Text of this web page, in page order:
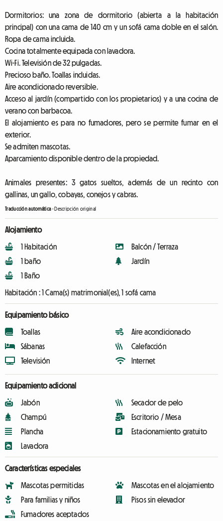
Dormitorios: una zona de dormitorio (abierta a la habitación
principal) con una cama de 140 cm y un sofá cama doble en el salón.
Ropa de cama incluida.
Cocina totalmente equipada con lavadora.
Wi-Fi. Televisión de 32 pulgadas.
Precioso baño. Toallas incluidas.
Aire acondicionado reversible.
Acceso al jardín (compartido con los propietarios) y a una cocina de
verano con barbacoa.
El alojamiento es para no fumadores, pero se permite fumar en el
exterior.
Se admiten mascotas.
Aparcamiento disponible dentro de la propiedad.
Animales presentes: 3 gatos sueltos, además de un recinto con
gallinas, un gallo, cobayas, conejos y cabras.
Traducción automática-Descripción original
Alojamiento
1 Habitación
1 baño
1 Baño
Balcón / Terraza
Jardín
Habitación :1 Cama(s) matrimonial(es), 1 sofá cama
Equipamiento básico
Toallas
Sábanas
Televisión
Aire acondicionado
Calefacción
Internet
Equipamiento adicional
Jabón
Champú
Plancha
Lavadora
Secador de pelo
Escritorio / Mesa
Estacionamiento gratuito
Características especiales
Mascotas permitidas
Para familias y niños
Fumadores aceptados
Mascotas en el alojamiento
Pisos sin elevador